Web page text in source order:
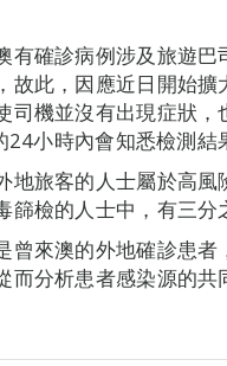
有確診病例涉及旅遊
故此，因應近日開始
司機並沒有出現症狀
小時內會知悉檢測結
地旅客的人士屬於高
檢的人士中，有三分
曾來澳的外地確診患
而分析患者感染源的